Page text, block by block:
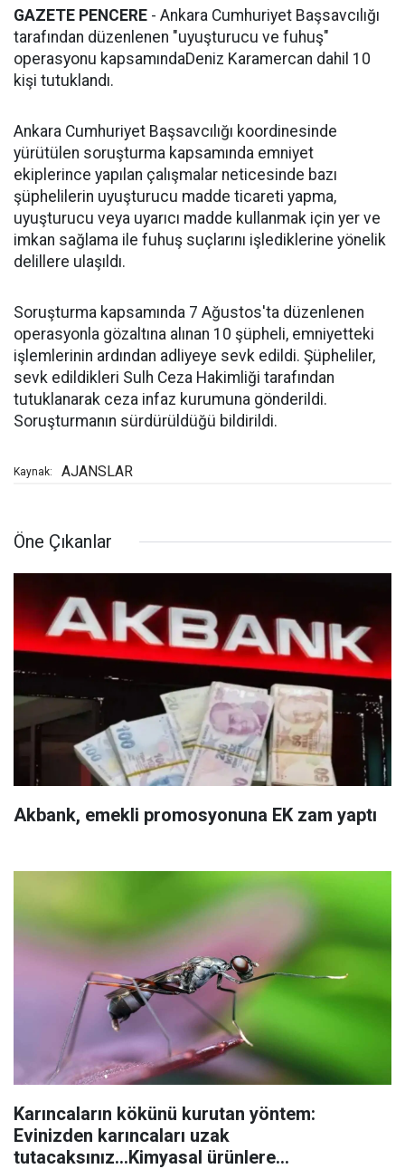
GAZETE PENCERE - Ankara Cumhuriyet Başsavcılığı
tarafından düzenlenen "uyuşturucu ve fuhuş"
operasyonu kapsamındaDeniz Karamercan dahil 10
kişi tutuklandı.
Ankara Cumhuriyet Başsavcılığı koordinesinde
yürütülen soruşturma kapsamında emniyet
ekiplerince yapılan çalışmalar neticesinde bazı
şüphelilerin uyuşturucu madde ticareti yapma,
uyuşturucu veya uyarıcı madde kullanmak için yer ve
imkan sağlama ile fuhuş suçlarını işlediklerine yönelik
delillere ulaşıldı.
Soruşturma kapsamında 7 Ağustos'ta düzenlenen
operasyonla gözaltına alınan 10 şüpheli, emniyetteki
işlemlerinin ardından adliyeye sevk edildi. Şüpheliler,
sevk edildikleri Sulh Ceza Hakimliği tarafından
tutuklanarak ceza infaz kurumuna gönderildi.
Soruşturmanın sürdürüldüğü bildirildi.
Kaynak: AJANSLAR
Öne Çıkanlar
Akbank, emekli promosyonuna EK zam yaptı
Karıncaların kökünü kurutan yöntem:
Evinizden karıncaları uzak
tutacaksınız...Kimyasal ürünlere